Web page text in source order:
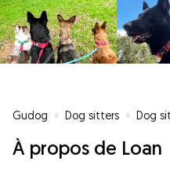
Gudog » Dog sitters » Dog
À propos de Loan